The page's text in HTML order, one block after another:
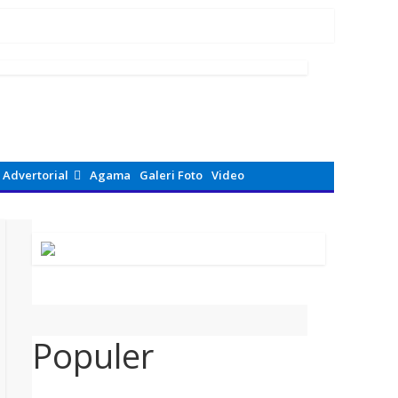
Advertorial Agama Galeri Foto Video
Populer